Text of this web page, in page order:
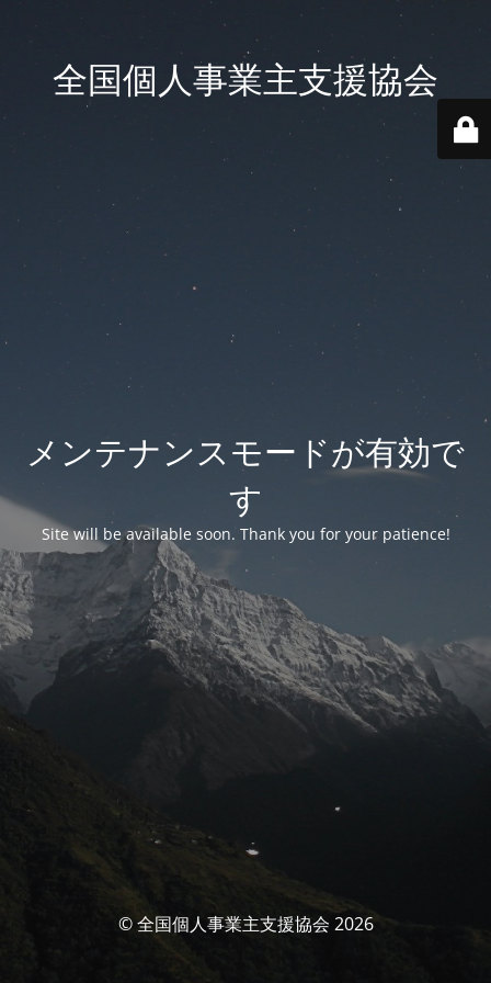
全国個人事業主支援協会
メンテナンスモードが有効で
す
Site will be available soon. Thank you for your patience!
© 全国個人事業主支援協会 2026